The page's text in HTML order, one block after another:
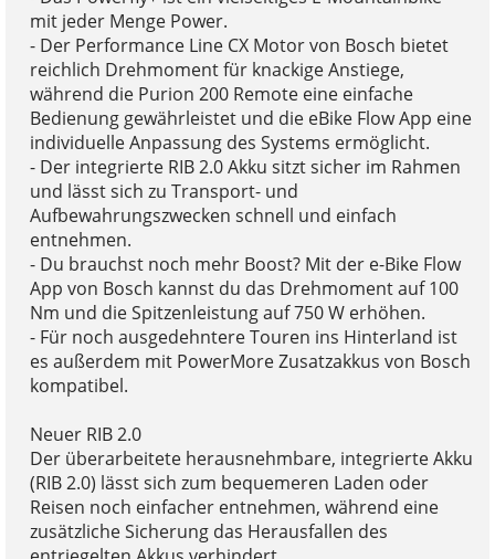
mit jeder Menge Power.
- Der Performance Line CX Motor von Bosch bietet
reichlich Drehmoment für knackige Anstiege,
während die Purion 200 Remote eine einfache
Bedienung gewährleistet und die eBike Flow App eine
individuelle Anpassung des Systems ermöglicht.
- Der integrierte RIB 2.0 Akku sitzt sicher im Rahmen
und lässt sich zu Transport- und
Aufbewahrungszwecken schnell und einfach
entnehmen.
- Du brauchst noch mehr Boost? Mit der e-Bike Flow
App von Bosch kannst du das Drehmoment auf 100
Nm und die Spitzenleistung auf 750 W erhöhen.
- Für noch ausgedehntere Touren ins Hinterland ist
es außerdem mit PowerMore Zusatzakkus von Bosch
kompatibel.
Neuer RIB 2.0
Der überarbeitete herausnehmbare, integrierte Akku
(RIB 2.0) lässt sich zum bequemeren Laden oder
Reisen noch einfacher entnehmen, während eine
zusätzliche Sicherung das Herausfallen des